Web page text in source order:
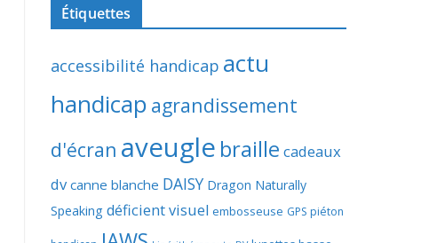
Étiquettes
accessibilité handicap actu
handicap agrandissement
d'écran aveugle braille cadeaux
dv canne blanche DAISY Dragon Naturally
Speaking déficient visuel embosseuse GPS piéton